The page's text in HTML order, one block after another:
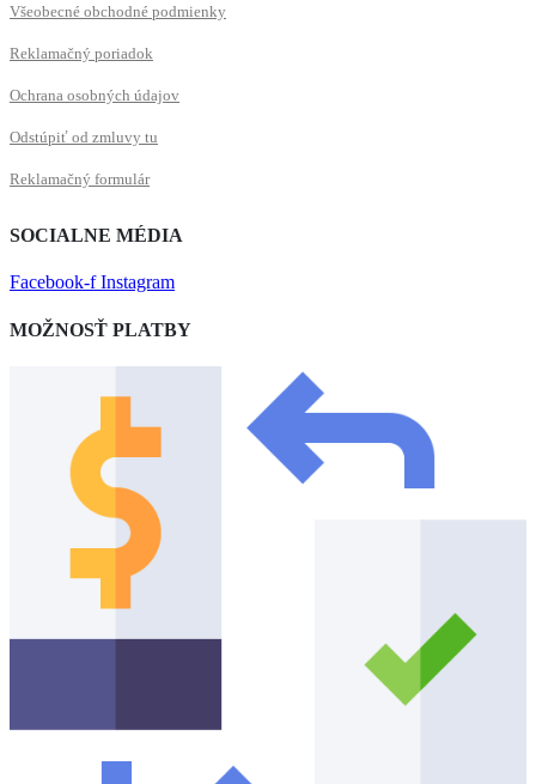
Všeobecné obchodné podmienky
Reklamačný poriadok
Ochrana osobných údajov
Odstúpiť od zmluvy tu
Reklamačný formulár
SOCIALNE MÉDIA
Facebook-f Instagram
MOŽNOSŤ PLATBY